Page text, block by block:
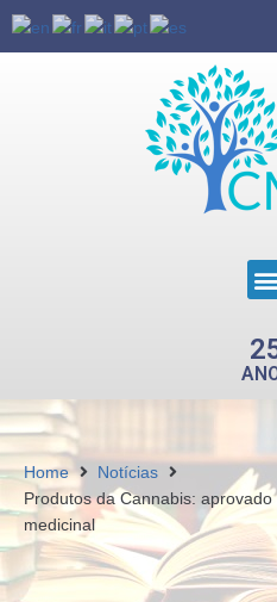
Home
Notícias
Produtos da Cannabis:
medicinal